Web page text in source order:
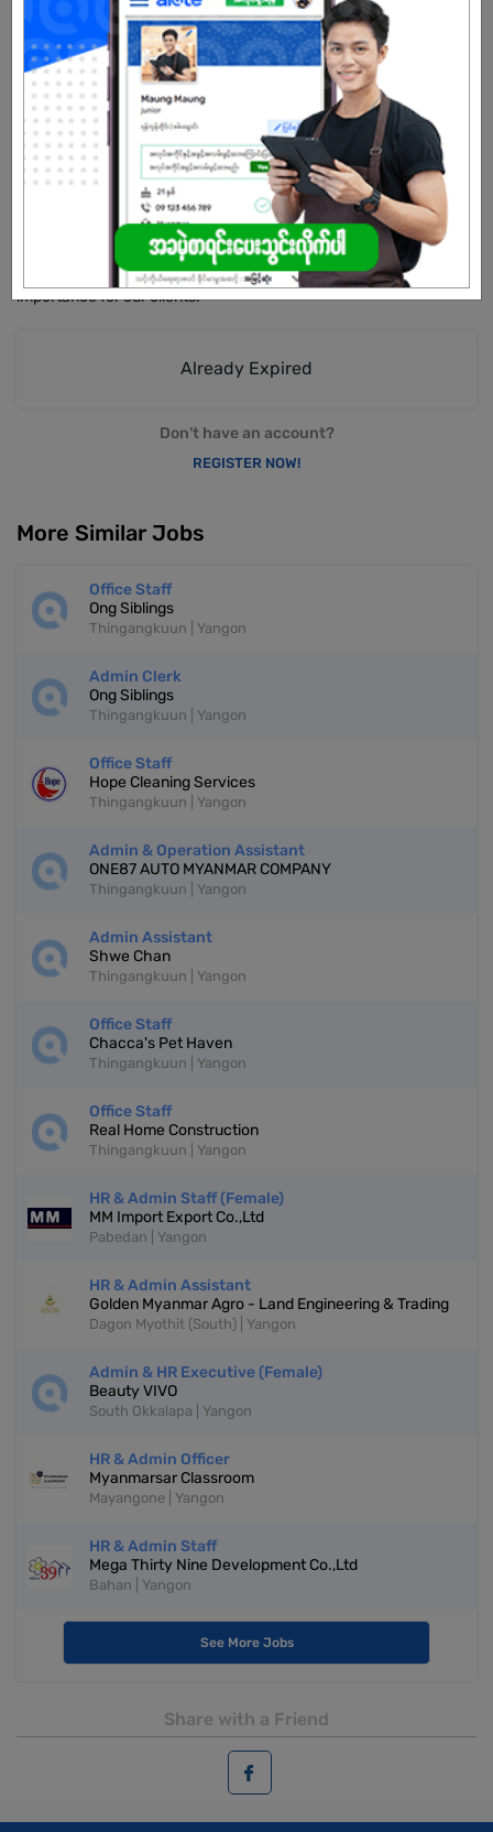
in the local MSMEs Sector.
Our focus lies in result-oriented business consulting, delivering
tailored solutions for our clients.
Notably recognized within the business community, DIKA
embodies a service culture rooted in responsibility.
This reputation is held in high regard by clients, community
members, job seekers, current staff, and even competitors.
Our foundation is based on robust relationships, understanding
that these connections and experiences hold paramount
importance for our clients.
Already Expired
Don't have an account?
REGISTER NOW!
More Similar Jobs
Office Staff
Ong Siblings
Thingangkuun | Yangon
Admin Clerk
Ong Siblings
Thingangkuun | Yangon
Office Staff
Hope Cleaning Services
Thingangkuun | Yangon
Admin & Operation Assistant
ONE87 AUTO MYANMAR COMPANY
Thingangkuun | Yangon
Admin Assistant
Shwe Chan
Thingangkuun | Yangon
Office Staff
Chacca's Pet Haven
Thingangkuun | Yangon
Office Staff
Real Home Construction
Thingangkuun | Yangon
HR & Admin Staff (Female)
MM Import Export Co.,Ltd
Pabedan | Yangon
HR & Admin Assistant
Golden Myanmar Agro - Land Engineering & Trading
Dagon Myothit (South) | Yangon
Admin & HR Executive (Female)
Beauty VIVO
South Okkalapa | Yangon
HR & Admin Officer
Myanmarsar Classroom
Mayangone | Yangon
HR & Admin Staff
Mega Thirty Nine Development Co.,Ltd
Bahan | Yangon
See More Jobs
Share with a Friend